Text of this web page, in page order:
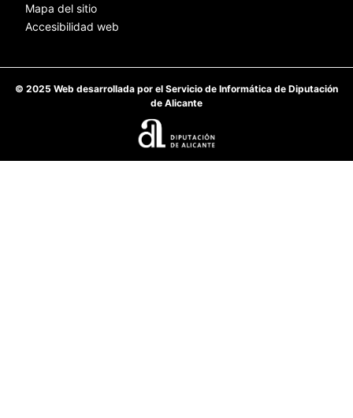
Mapa del sitio
Accesibilidad web
© 2025 Web desarrollada por el Servicio de Informática de Diputación
de Alicante